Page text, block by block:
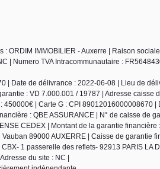
ORDIM IMMOBILIER - Auxerre | Raison
| Numero TVA Intracommunautaire :
| Date de délivrance : 2022-06-08 | Lieu de
: VD 7.000.001 / 19787 | Adresse
450000€ | Carte G : CPI
: QBE ASSURANCE | N° de caisse de
CEDEX | Montant de la garantie
89000 AUXERRE | Caisse de garantie
1 passerelle des reflets- 92913 PARIS
du site : NC |